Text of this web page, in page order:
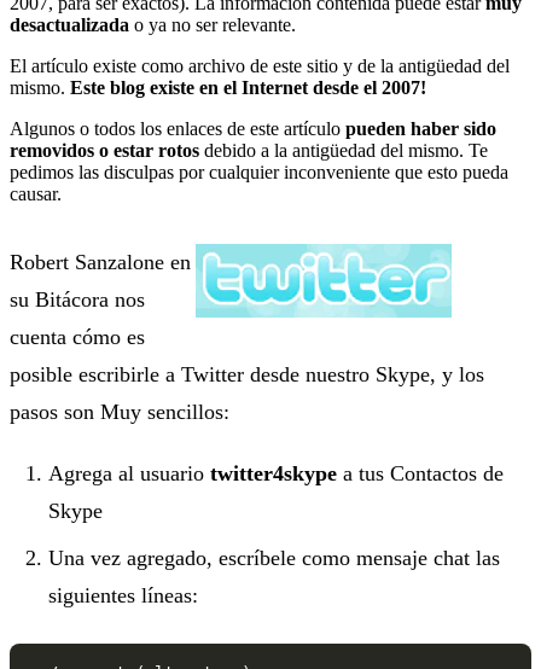
desactualizada o ya no ser relevante.
El artículo existe como archivo de este sitio y de la antigüedad del
mismo. Este blog existe en el Internet desde el 2007!
Algunos o todos los enlaces de este artículo pueden haber sido
removidos o estar rotos debido a la antigüedad del mismo. Te
pedimos las disculpas por cualquier inconveniente que esto pueda
causar.
Robert Sanzalone en
su Bitácora nos
cuenta cómo es
posible escribirle a Twitter desde nuestro Skype, y los
pasos son Muy sencillos:
Agrega al usuario twitter4skype a tus Contactos de
Skype
Una vez agregado, escríbele como mensaje chat las
siguientes líneas: